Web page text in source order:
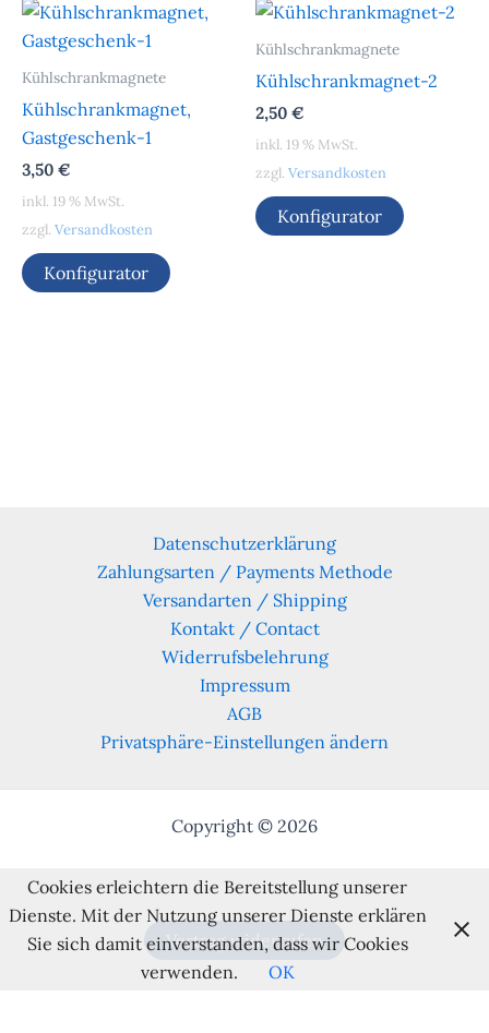
Kühlschrankmagnete
Kühlschrankmagnet,
Gastgeschenk-1
3,50 €
inkl. 19 % MwSt.
zzgl. Versandkosten
Konfigurator
Kühlschrankmagnete
Kühlschrankmagnet-2
2,50 €
inkl. 19 % MwSt.
zzgl. Versandkosten
Konfigurator
Datenschutzerklärung
Zahlungsarten / Payments Methode
Versandarten / Shipping
Kontakt / Contact
Widerrufsbelehrung
Impressum
AGB
Privatsphäre-Einstellungen ändern
Copyright © 2026
Vertrag widerrufen
Cookies erleichtern die Bereitstellung unserer
Dienste. Mit der Nutzung unserer Dienste erklären
Sie sich damit einverstanden, dass wir Cookies
verwenden.
OK